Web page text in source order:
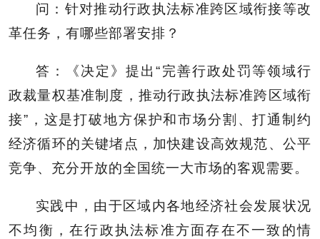
问：针对推动行政执法标准跨区域衔接等改
革任务，有哪些部署安排？
答：《决定》提出“完善行政处罚等领域行
政裁量权基准制度，推动行政执法标准跨区域衔
接”，这是打破地方保护和市场分割、打通制约
经济循环的关键堵点，加快建设高效规范、公平
竞争、充分开放的全国统一大市场的客观需要。
实践中，由于区域内各地经济社会发展状况
不均衡，在行政执法标准方面存在不一致的情